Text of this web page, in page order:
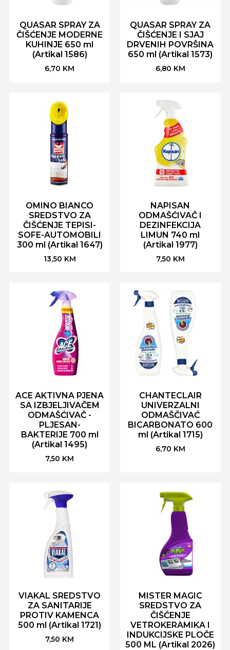
QUASAR SPRAY ZA
ČIŠĆENJE MODERNE
KUHINJE 650 ml
(Artikal 1586)
6,70 KM
QUASAR SPRAY ZA
ČIŠĆENJE I SJAJ
DRVENIH POVRŠINA
650 ml (Artikal 1573)
6,80 KM
OMINO BIANCO
SREDSTVO ZA
ČIŠĆENJE TEPISI-
SOFE-AUTOMOBILI
300 ml (Artikal 1647)
13,50 KM
NAPISAN
ODMAŠĆIVAČ I
DEZINFEKCIJA
LIMUN 740 ml
(Artikal 1977)
7,50 KM
ACE AKTIVNA PJENA
SA IZBJELJIVAČEM
ODMAŠĆIVAČ -
PLJESAN-
BAKTERIJE 700 ml
(Artikal 1495)
7,50 KM
CHANTECLAIR
UNIVERZALNI
ODMAŠČIVAĆ
BICARBONATO 600
ml (Artikal 1715)
6,70 KM
VIAKAL SREDSTVO
ZA SANITARIJE
PROTIV KAMENCA
500 ml (Artikal 1721)
7,50 KM
MISTER MAGIC
SREDSTVO ZA
ČIŠĆENJE
VETROKERAMIKA I
INDUKCIJSKE PLOČE
500 ML (Artikal 2026)